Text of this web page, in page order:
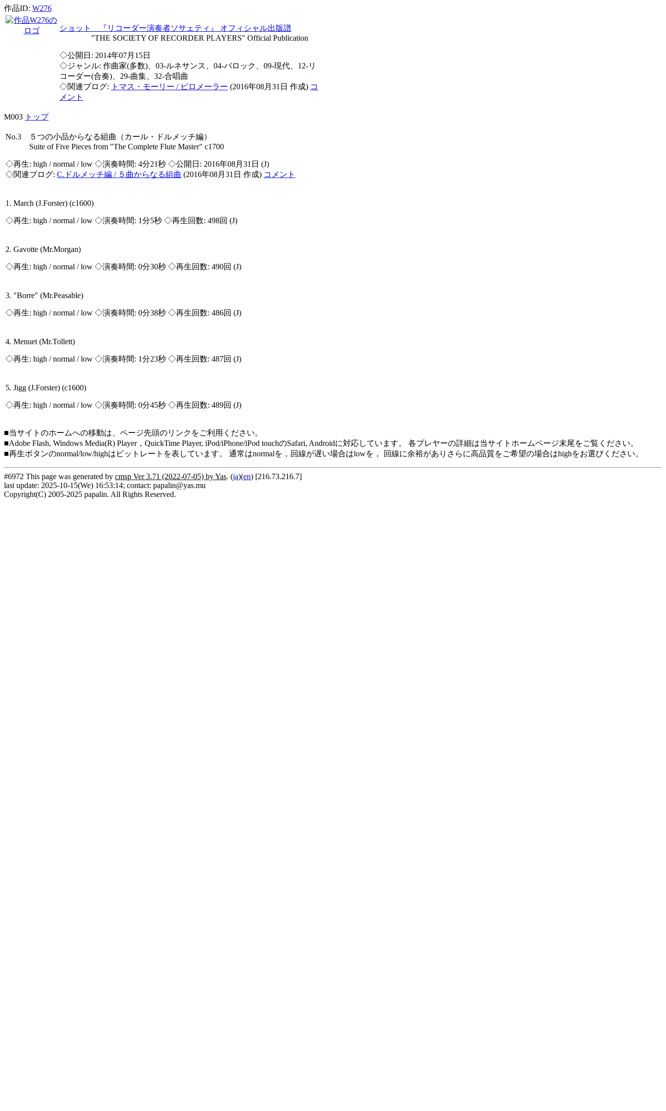
作品ID: W276
ショット 『リコーダー演奏者ソサェティ』 オフィシャル出版譜
"THE SOCIETY OF RECORDER PLAYERS" Official Publication
◇公開日: 2014年07月15日
◇ジャンル: 作曲家(多数)、03-ルネサンス、04-バロック、09-現代、12-リ
コーダー(合奏)、29-曲集、32-合唱曲
◇関連ブログ:
トマス・モーリー / ピロメーラー (2016年08月31日 作成) コ
メント
M003 トップ
No.3 ５つの小品からなる組曲（カール・ドルメッチ編）
Suite of Five Pieces from "The Complete Flute Master" c1700
◇再生: high / normal / low ◇演奏時間: 4分21秒 ◇公開日: 2016年08月31日 (J)
◇関連ブログ: C.ドルメッチ編 / ５曲からなる組曲 (2016年08月31日 作成) コメント
1. March (J.Forster) (c1600)
◇再生: high / normal / low ◇演奏時間: 1分5秒 ◇再生回数: 498回 (J)
2. Gavotte (Mr.Morgan)
◇再生: high / normal / low ◇演奏時間: 0分30秒 ◇再生回数: 490回 (J)
3. "Borre" (Mr.Peasable)
◇再生: high / normal / low ◇演奏時間: 0分38秒 ◇再生回数: 486回 (J)
4. Menuet (Mr.Tollett)
◇再生: high / normal / low ◇演奏時間: 1分23秒 ◇再生回数: 487回 (J)
5. Jigg (J.Forster) (c1600)
◇再生: high / normal / low ◇演奏時間: 0分45秒 ◇再生回数: 489回 (J)
■当サイトのホームへの移動は、ページ先頭のリンクをご利用ください。
■Adobe Flash, Windows Media(R) Player，QuickTime Player, iPod/iPhone/iPod touchのSafari, Androidに対応しています。 各プレヤーの詳細は当サイトホームページ末尾をご覧ください。
■再生ボタンのnormal/low/highはビットレートを表しています。 通常はnormalを，回線が遅い場合はlowを， 回線に余裕がありさらに高品質をご希望の場合はhighをお選びください。
#6972 This page was generated by cmsp Ver 3.71 (2022-07-05) by Yas. (ja)(en) [216.73.216.7]
last update: 2025-10-15(We) 16:53:14; contact: papalin@yas.mu
Copyright(C) 2005-2025 papalin. All Rights Reserved.